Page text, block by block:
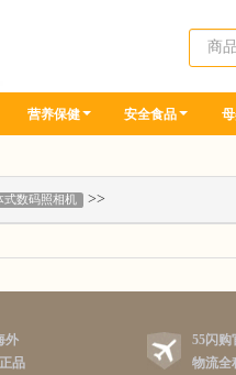
营养保健 安全食品
式数码照相机 >>
外
品
55闪购
物流全